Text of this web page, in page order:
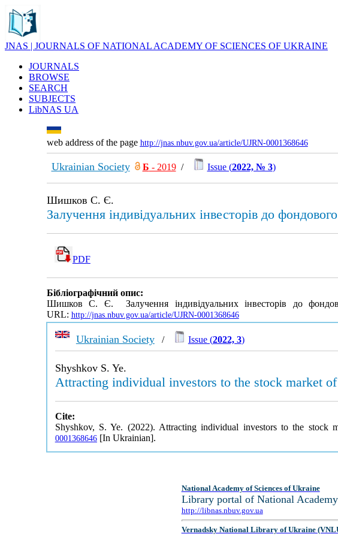
JNAS | JOURNALS OF NATIONAL ACADEMY OF SCIENCES OF UKRAINE
JOURNALS
BROWSE
SEARCH
SUBJECTS
LibNAS UA
web address of the page http://jnas.nbuv.gov.ua/article/UJRN-0001368646
Ukrainian Society Б - 2019/ Issue (2022, № 3)
Шишков С. Є.
Залучення індивідуальних інвесторів до
PDF
Бібліографічний опис:
Шишков С. Є. Залучення індивідуальних інвесторів до
URL: http://jnas.nbuv.gov.ua/article/UJRN-0001368646
Ukrainian Society/ Issue (2022, 3)
Shyshkov S. Ye.
Attracting individual investors to the stock market
Cite:
Shyshkov, S. Ye. (2022). Attracting individual investors to the stock
0001368646[In Ukrainian].
National Academy of Sciences of Ukraine
Library portal of National
http://libnas.nbuv.gov.ua
Vernadsky National Library of Ukraine